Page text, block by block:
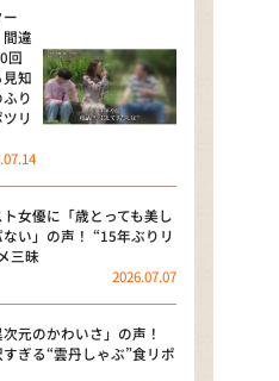
ンなり！シーズン２
す旅サラダ
ースライブ 正義の
夢のカタチ～
らっしゃい！
本館
ー
違
回
知
り
リ
ト女優に「歳とっても美し
い」の声！ “15年ぶりリ
三昧
2026.07.07
元のかわいさ」の声！
ぎる“雲丹しゃぶ”食リポ